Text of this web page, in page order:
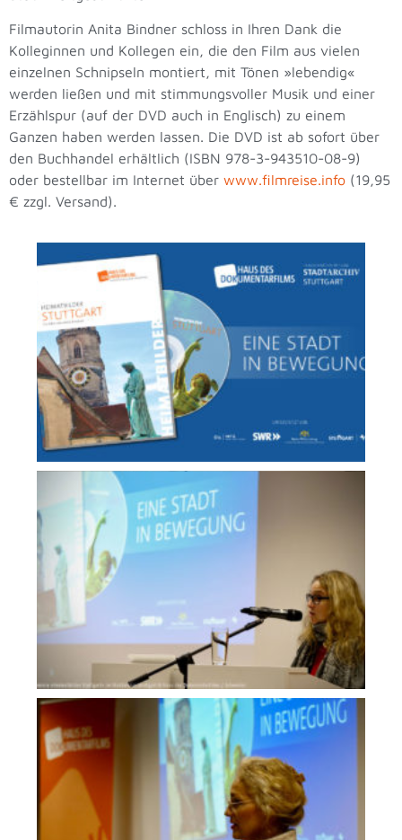
Filmautorin Anita Bindner schloss in Ihren Dank die
Kolleginnen und Kollegen ein, die den Film aus vielen
einzelnen Schnipseln montiert, mit Tönen »lebendig«
werden ließen und mit stimmungsvoller Musik und einer
Erzählspur (auf der DVD auch in Englisch) zu einem
Ganzen haben werden lassen. Die DVD ist ab sofort über
den Buchhandel erhältlich (ISBN 978-3-943510-08-9)
oder bestellbar im Internet über www.filmreise.info (19,95
€ zzgl. Versand).